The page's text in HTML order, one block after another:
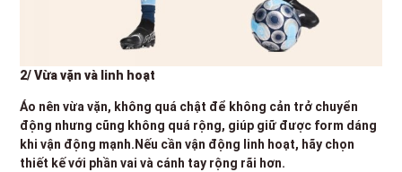
2/ Vừa vặn và linh hoạt
Áo nên vừa vặn, không quá chật để không cản trở chuyển
động nhưng cũng không quá rộng, giúp giữ được form dáng
khi vận động mạnh.Nếu cần vận động linh hoạt, hãy chọn
thiết kế với phần vai và cánh tay rộng rãi hơn.